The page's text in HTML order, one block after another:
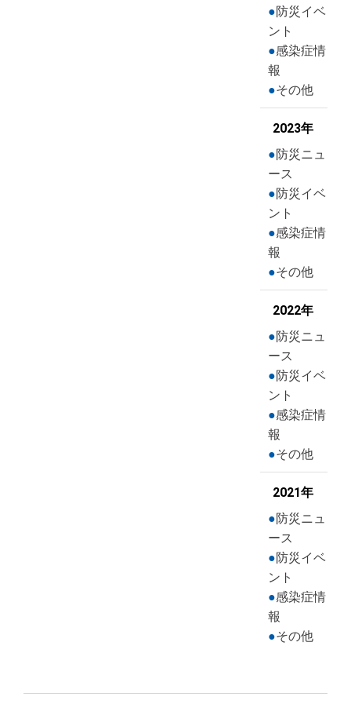
防災イベ
ント
感染症情
報
その他
2023年
防災ニュ
ース
防災イベ
ント
感染症情
報
その他
2022年
防災ニュ
ース
防災イベ
ント
感染症情
報
その他
2021年
防災ニュ
ース
防災イベ
ント
感染症情
報
その他